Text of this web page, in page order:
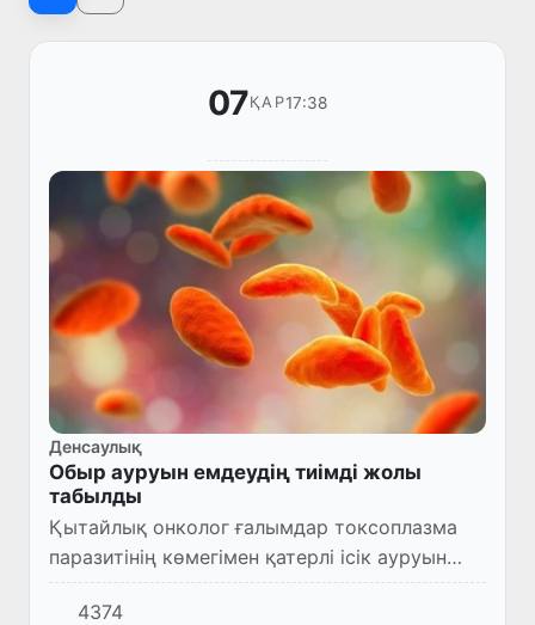
07ҚАР17:38
Денсаулық
Обыр ауруын емдеудің тиімді жолы
табылды
Қытайлық онколог ғалымдар токсоплазма
паразитінің көмегімен қатерлі ісік ауруын
емдеудің жолын тапты.
4374